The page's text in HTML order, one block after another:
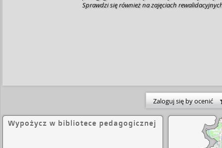
Sprawdzi się również na zajęciach
Zaloguj się by ocenić
Wypożycz w bibliotece pedagogicznej